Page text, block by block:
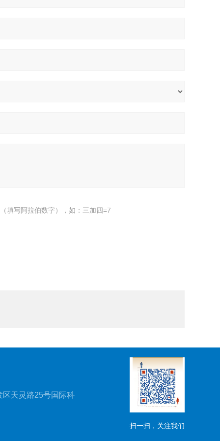
填写阿拉伯数字），如：三加四=7
区天灵路25号国际科
扫一扫，关注我们